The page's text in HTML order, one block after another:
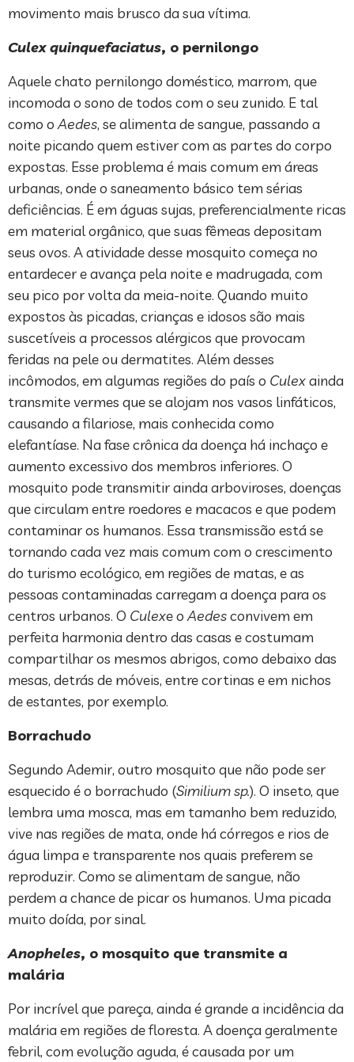
movimento mais brusco da sua vítima.
Culex quinquefaciatus, o pernilongo
Aquele chato pernilongo doméstico, marrom, que
incomoda o sono de todos com o seu zunido. E tal
como oAedes, se alimenta de sangue, passando a
noite picando quem estiver com as partes do corpo
expostas. Esse problema é mais comum em áreas
urbanas, onde o saneamento básico tem sérias
deficiências. É em águas sujas, preferencialmente ricas
em material orgânico, que suas fêmeas depositam
seus ovos. A atividade desse mosquito começa no
entardecer e avança pela noite e madrugada, com
seu pico por volta da meia-noite. Quando muito
expostos às picadas, crianças e idosos são mais
suscetíveis a processos alérgicos que provocam
feridas na pele ou dermatites. Além desses
incômodos, em algumas regiões do país o Culexainda
transmite vermes que se alojam nos vasos linfáticos,
causando a filariose, mais conhecida como
elefantíase. Na fase crônica da doença há inchaço e
aumento excessivo dos membros inferiores. O
mosquito pode transmitir ainda arboviroses, doenças
que circulam entre roedores e macacos e que podem
contaminar os humanos. Essa transmissão está se
tornando cada vez mais comum com o crescimento
do turismo ecológico, em regiões de matas, e as
pessoas contaminadas carregam a doença para os
centros urbanos. O Culexe oAedesconvivem em
perfeita harmonia dentro das casas e costumam
compartilhar os mesmos abrigos, como debaixo das
mesas, detrás de móveis, entre cortinas e em nichos
de estantes, por exemplo.
Borrachudo
Segundo Ademir, outro mosquito que não pode ser
esquecido é o borrachudo (Similium sp.). O inseto, que
lembra uma mosca, mas em tamanho bem reduzido,
vive nas regiões de mata, onde há córregos e rios de
água limpa e transparente nos quais preferem se
reproduzir. Como se alimentam de sangue, não
perdem a chance de picar os humanos. Uma picada
muito doída, por sinal.
Anopheles, o mosquito que transmite a
malária
Por incrível que pareça, ainda é grande a incidência da
malária em regiões de floresta. A doença geralmente
febril, com evolução aguda, é causada por um